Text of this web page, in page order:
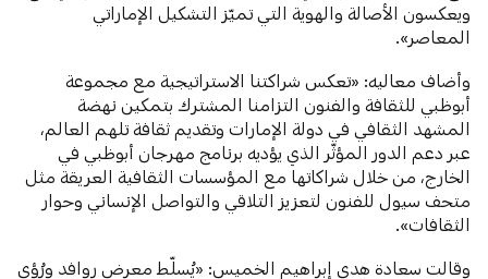
ويعكسون الأصالة والهوية التي تميّز التشكيل الإماراتي
المعاصر».
وأضاف معاليه: «تعكس شراكتنا الاستراتيجية مع مجموعة
أبوظبي للثقافة والفنون التزامنا المشترك بتمكين نهضة
المشهد الثقافي في دولة الإمارات وتقديم ثقافة تلهم العالم،
عبر دعم الدور المؤثّر الذي يؤديه برنامج مهرجان أبوظبي في
الخارج، من خلال شراكاتها مع المؤسسات الثقافية العريقة مثل
متحف سيول للفنون لتعزيز التلاقي والتواصل الإنساني وحوار
الثقافات».
وقالت سعادة هدى إبراهيم الخميس: «يُسلّط معرض روافد ورُؤى